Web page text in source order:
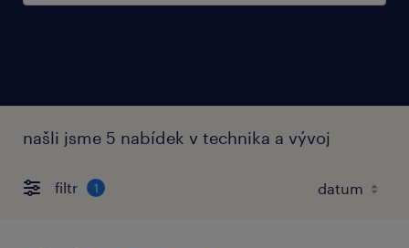
našli jsme 5 nabídek v technika a vývoj
filtr 1